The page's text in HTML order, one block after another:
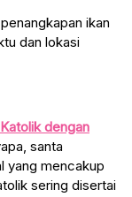
ikan
dan lokasi
dengan
santa
yang mencakup
sering disertai